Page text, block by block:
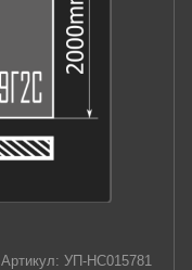
Артикул: УП-НС015781